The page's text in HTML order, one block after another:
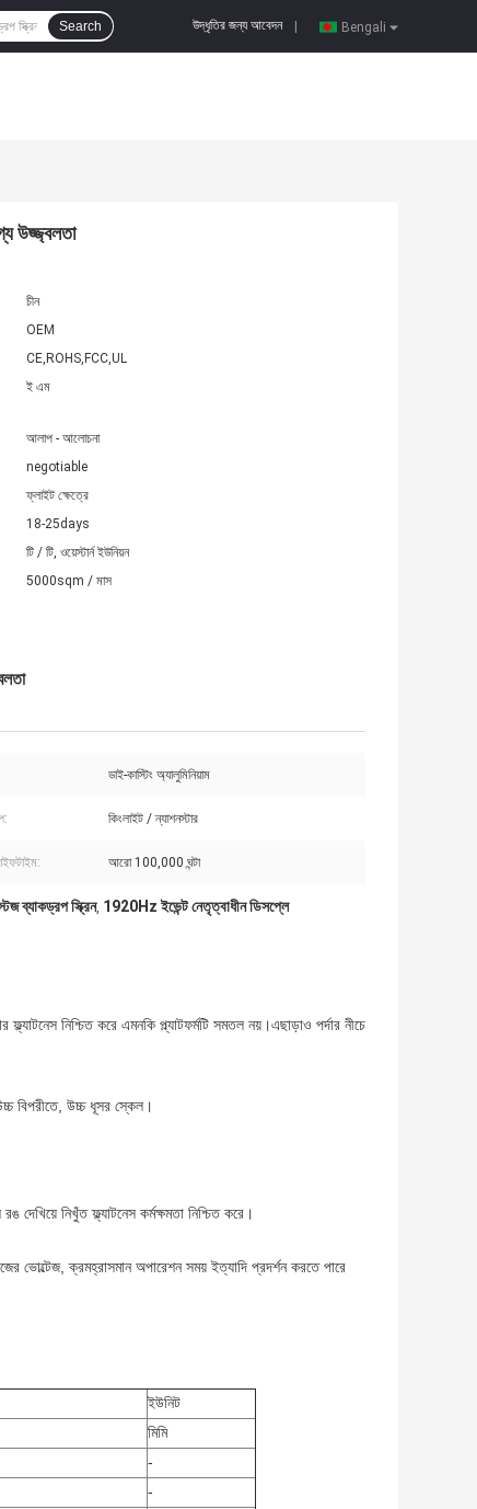
Bengali
উদ্ধৃতির জন্য আবেদন
Search
উজ্জ্বলতা
চীন
OEM
CE,ROHS,FCC,UL
ই এম
আলাপ - আলোচনা
negotiable
ফ্লাইট ক্ষেত্রে
18-25days
টি / টি, ওয়েস্টার্ন ইউনিয়ন
5000sqm / মাস
ডাই-কাস্টিং অ্যালুমিনিয়াম
কিংলাইট / ন্যাশনস্টার
আরো 100,000 ঘন্টা
ব্যাকড্রপ স্ক্রিন, 1920Hz ইভেন্ট নেতৃত্বাধীন ডিসপ্লে
নিশ্চিত করে এমনকি প্ল্যাটফর্মটি সমতল নয়।এছাড়াও পর্দার নীচে
উচ্চ ধূসর স্কেল।
নিখুঁত ফ্ল্যাটনেস কর্মক্ষমতা নিশ্চিত করে।
ভোল্টেজ, ক্রমহ্রাসমান অপারেশন সময় ইত্যাদি প্রদর্শন করতে পারে
ইউনিট
মিমি
-
-